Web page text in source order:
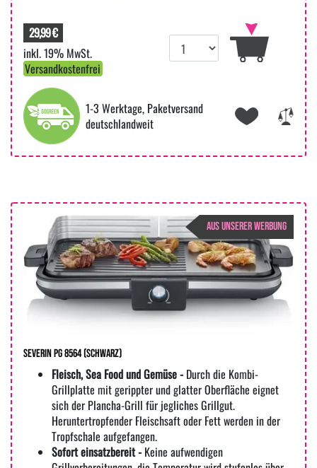
29,99 €
inkl. 19% MwSt.
Versandkostenfrei
1-3 Werktage, Paketversand
deutschlandweit
AUS UNSERER WERBUNG
Severin PG 8564 (Schwarz)
Fleisch, Sea Food und Gemüse - Durch die Kombi-
Grillplatte mit gerippter und glatter Oberfläche eignet
sich der Plancha-Grill für jegliches Grillgut.
Heruntertropfender Fleischsaft oder Fett werden in der
Tropfschale aufgefangen.
Sofort einsatzbereit - Keine aufwendigen